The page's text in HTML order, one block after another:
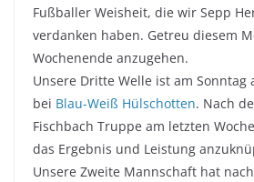
Fußballer Weisheit, die wir Sepp
verdanken haben. Getreu diesem
Wochenende anzugehen.
Unsere Dritte Welle ist am Sonntag
bei Blau-Weiß Hülschotten. Nach
Fischbach Truppe am letzten
das Ergebnis und Leistung
Unsere Zweite Mannschaft hat